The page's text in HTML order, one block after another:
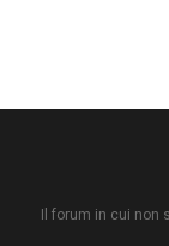
Il forum in cui